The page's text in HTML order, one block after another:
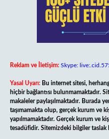
Reklam ve İletişim: Skype:
Yasal Uyarı: Bu internet sitesi,
hiçbir bağlantısı bulunmamaktadır.
makaleler paylaşılmaktadır. Burada
taşımamakta olup, gerçek kurum ve
yapılmamaktadır. Gerçek kurum ve
tesadüfidir. Sitemizdeki bilgiler taslak